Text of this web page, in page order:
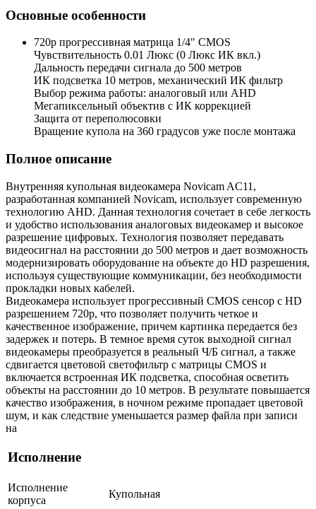
Основные особенности
720p прогрессивная матрица 1/4" CMOS
Чувствительность 0.01 Люкс (0 Люкс ИК вкл.)
Дальность передачи сигнала до 500 метров
ИК подсветка 10 метров, механический ИК фильтр
Выбор режима работы: аналоговый или AHD
Мегапиксельный объектив с ИК коррекцией
Защита от переполюсовки
Вращение купола на 360 градусов уже после монтажа
Полное описание
Внутренняя купольная видеокамера Novicam AC11,
разработанная компанией Novicam, использует современную
технологию AHD. Данная технология сочетает в себе легкость
и удобство использования аналоговых видеокамер и высокое
разрешение цифровых. Технология позволяет передавать
видеосигнал на расстоянии до 500 метров и дает возможность
модернизировать оборудование на объекте до HD разрешения,
используя существующие коммуникации, без необходимости
прокладки новых кабелей.
Видеокамера использует прогрессивный CMOS сенсор с HD
разрешением 720p, что позволяет получить четкое и
качественное изображение, причем картинка передается без
задержек и потерь. В темное время суток выходной сигнал
видеокамеры преобразуется в реальный Ч/Б сигнал, а также
сдвигается цветовой светофильтр с матрицы CMOS и
включается встроенная ИК подсветка, способная осветить
объекты на расстоянии до 10 метров. В результате повышается
качество изображения, в ночном режиме пропадает цветовой
шум, и как следствие уменьшается размер файла при записи
на
Исполнение
Исполнение
корпуса
Купольная